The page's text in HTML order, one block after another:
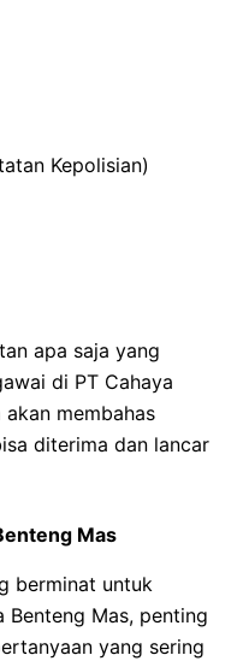
Kepolisian)
apa saja yang
di PT Cahaya
membahas
diterima dan lancar
Mas
berminat untuk
Benteng Mas, penting
yang sering